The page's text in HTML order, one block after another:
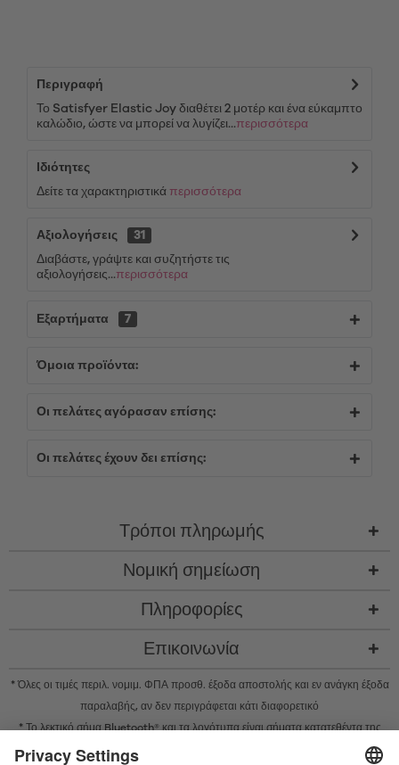
Περιγραφή
Το Satisfyer Elastic Joy διαθέτει 2 μοτέρ και ένα εύκαμπτο
καλώδιο, ώστε να μπορεί να λυγίζει...περισσότερα
Ιδιότητες
Δείτε τα χαρακτηριστικά περισσότερα
Αξιολογήσεις
31
Διαβάστε, γράψτε και συζητήστε τις
αξιολογήσεις...περισσότερα
Εξαρτήματα 7
Όμοια προϊόντα:
Οι πελάτες αγόρασαν επίσης:
Οι πελάτες έχουν δει επίσης:
Τρόποι πληρωμής
Νομική σημείωση
Πληροφορίες
Επικοινωνία
* Όλες οι τιμές περιλ. νομιμ. ΦΠΑ προσθ. έξοδα αποστολής και εν ανάγκη έξοδα
παραλαβής, αν δεν περιγράφεται κάτι διαφορετικό
* Το λεκτικό σήμα Bluetooth® και τα λογότυπα είναι σήματα κατατεθέντα της
Bluetooth SIG, Inc. και η χρήση τέτοιων σημάτων από την Satisfyer GmbH